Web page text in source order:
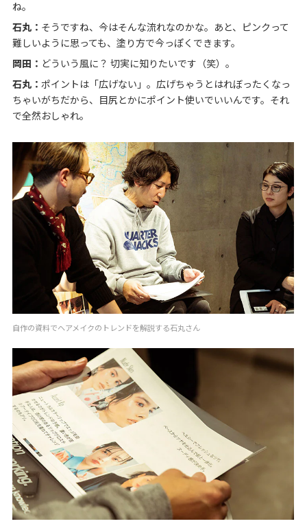
ね。
石丸： そうですね、今はそんな流れなのかな。あと、ピンクって
難しいように思っても、塗り方で今っぽくできます。
岡田： どういう風に？ 切実に知りたいです（笑）。
石丸： ポイントは「広げない」。広げちゃうとはれぼったくなっ
ちゃいがちだから、目尻とかにポイント使いでいいんです。それ
で全然おしゃれ。
自作の資料でヘアメイクのトレンドを解説する石丸さん